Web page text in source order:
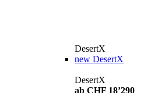
DesertX
new DesertX
DesertX
ab CHF 18’290